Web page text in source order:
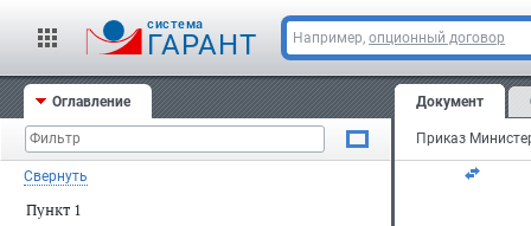
cистема
ГАРАНТ Например, опционный договор
Оглавление
Свернуть
Пункт 1
Документ